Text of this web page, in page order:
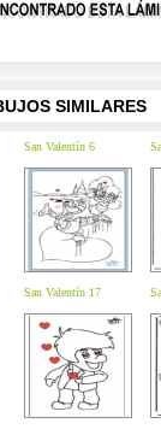
SIMILARES
San Valentín 6
San Valentín 17